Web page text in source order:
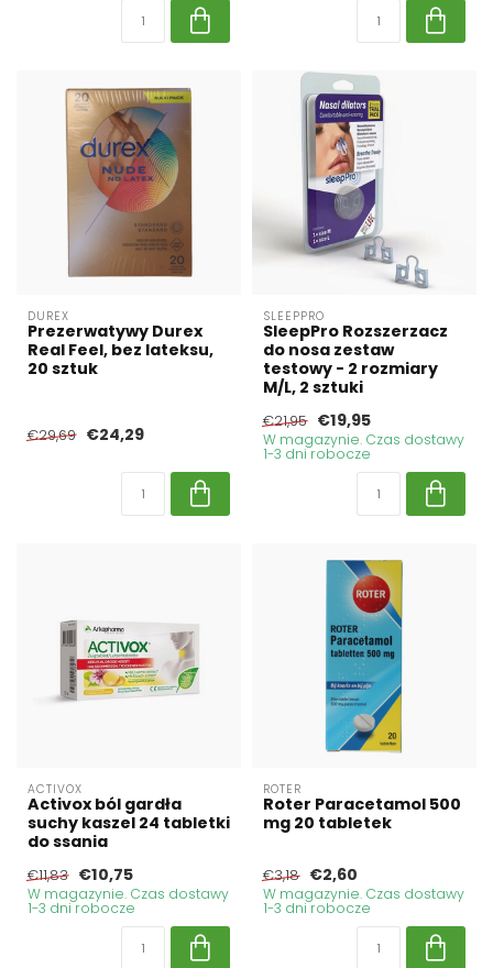
DUREX
Prezerwatywy Durex
Real Feel, bez lateksu,
20 sztuk
€29,69 €24,29
SLEEPPRO
SleepPro Rozszerzacz
do nosa zestaw
testowy - 2 rozmiary
M/L, 2 sztuki
€21,95 €19,95
W magazynie. Czas dostawy
1-3 dni robocze
ACTIVOX
Activox ból gardła
suchy kaszel 24 tabletki
do ssania
€11,83 €10,75
W magazynie. Czas dostawy
1-3 dni robocze
ROTER
Roter Paracetamol 500
mg 20 tabletek
€3,18 €2,60
W magazynie. Czas dostawy
1-3 dni robocze